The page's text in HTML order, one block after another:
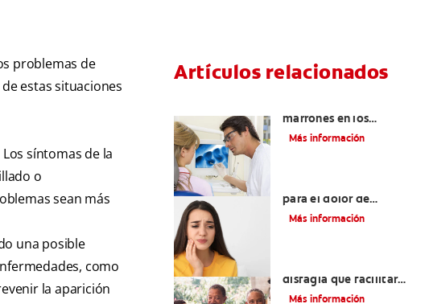
problemas de
estas situaciones
síntomas de la
o
sean más
una posible
como
la aparición
Artículos relacionados
marrones en los
dientes
Más información
para el dolor de
dientes
Más información
disfagia que facilitarán
la deglución
Más información